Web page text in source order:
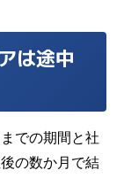
は途中
での期間と社
の数か月で結